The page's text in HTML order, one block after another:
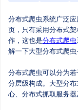
分布式爬虫系统广泛
页，只有采用分布式
作，这也是分布式爬虫
解一下大型分布式爬虫
分布式爬虫可以分为
分层级构成。大型分
心、分布式抓取服务器